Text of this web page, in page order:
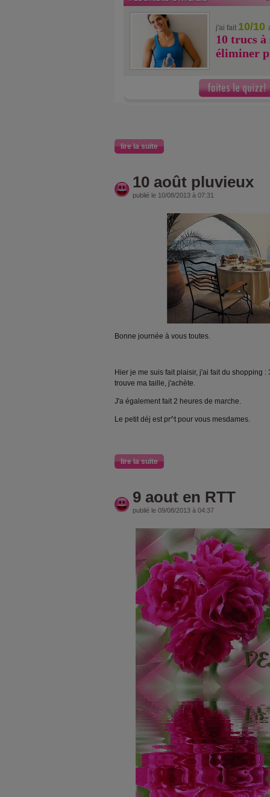
j'ai fait 10/10
10 trucs
éliminer
lire la suite
10 août pluvieux
publié le 10/08/2013 à 07:31
Bonne journée à vous toutes.
Hier je me suis fait plaisir, j'ai fait du shopping
trouve ma taille, j'achète.
J'a également fait 2 heures de marche.
Le petit déj est pr^t pour vous mesdames.
lire la suite
9 aout en RTT
publié le 09/08/2013 à 04:37